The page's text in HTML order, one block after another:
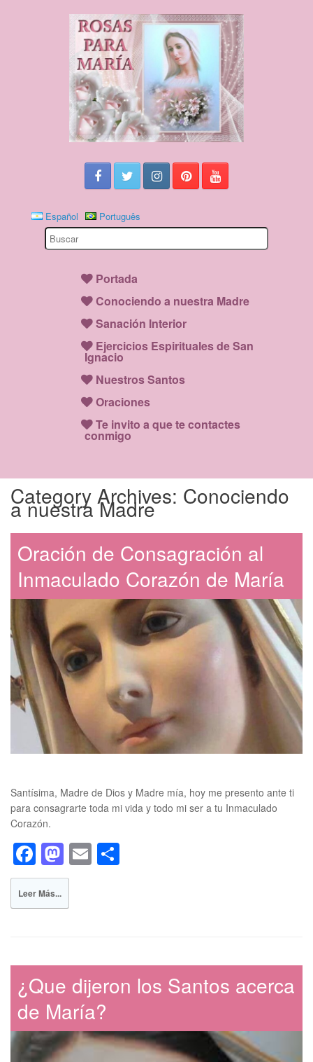
Español
Português
Search
for:
Portada
Conociendo a nuestra Madre
Sanación Interior
Ejercicios Espirituales de San
Ignacio
Nuestros Santos
Oraciones
Te invito a que te contactes
conmigo
Category Archives: Conociendo
a nuestra Madre
Oración de Consagración al
Inmaculado Corazón de María
Santísima, Madre de Dios y Madre mía, hoy me presento ante ti
para consagrarte toda mi vida y todo mi ser a tu Inmaculado
Corazón.
F
a
c
o
o
k
M
a
st
o
n
E
Leer Más...
¿Que dijeron los Santos acerca
de María?